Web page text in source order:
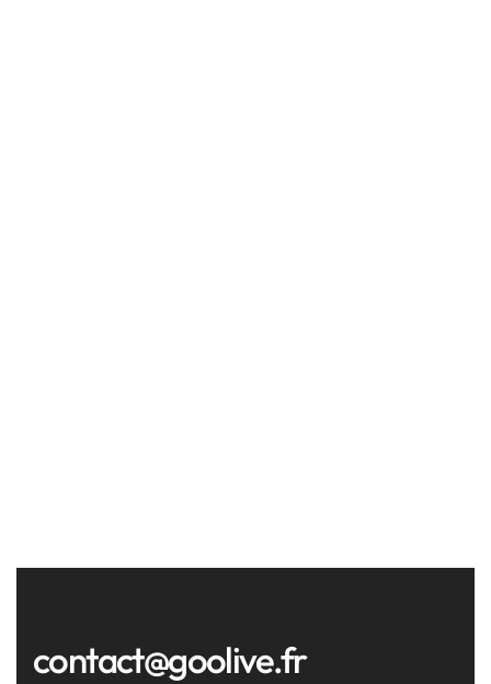
contact@goolive.fr